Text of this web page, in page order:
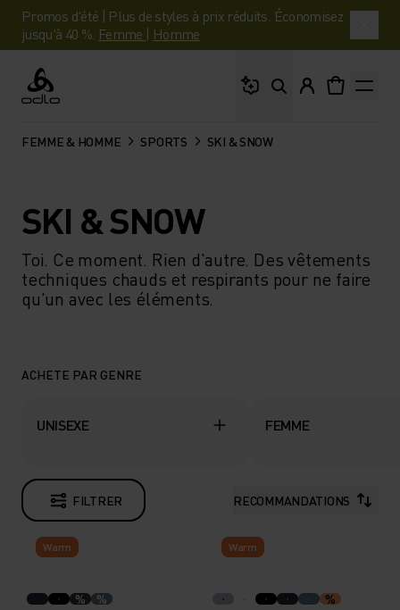
Promos d'été | Plus de styles à prix réduits. Économisez
jusqu'à 40 %. Femme | Homme
Odlo
FEMME & HOMME SPORTS SKI & SNOW
SKI & SNOW
Toi. Ce moment. Rien d'autre. Des vêtements
techniques chauds et respirants pour ne faire
qu'un avec les éléments.
ACHETE PAR GENRE
UNISEXE FEMME
FILTRER RECOMMANDATIONS
Warm
% %
Warm
%